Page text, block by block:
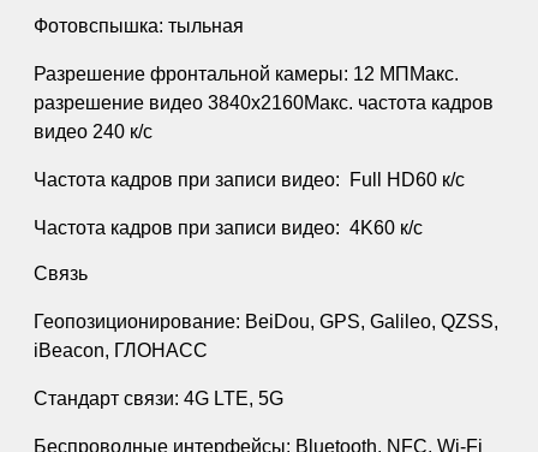
Фотовспышка: тыльная
Разрешение фронтальной камеры: 12 МПМакс.
разрешение видео 3840x2160Макс. частота кадров
видео 240 к/с
Частота кадров при записи видео: Full HD60 к/c
Частота кадров при записи видео: 4K60 к/c
Связь
Геопозиционирование: BeiDou, GPS, Galileo, QZSS,
iBeacon, ГЛОНАСС
Стандарт связи: 4G LTE, 5G
Беспроводные интерфейсы: Bluetooth, NFC, Wi-Fi